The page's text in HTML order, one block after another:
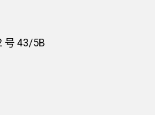
号 43/5B